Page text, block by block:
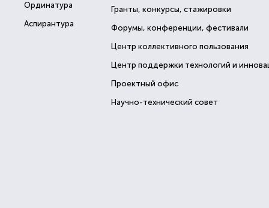
Ординатура
Аспирантура
Гранты, конкурсы, стажировки
Форумы, конференции, фестивали
Центр коллективного пользования
Центр поддержки технологий и
Проектный офис
Научно-технический совет